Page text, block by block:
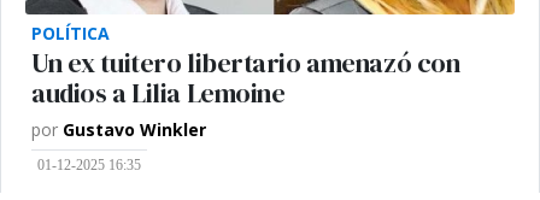
POLÍTICA
Un ex tuitero libertario amenazó con
audios a Lilia Lemoine
por Gustavo Winkler
01-12-2025 16:35